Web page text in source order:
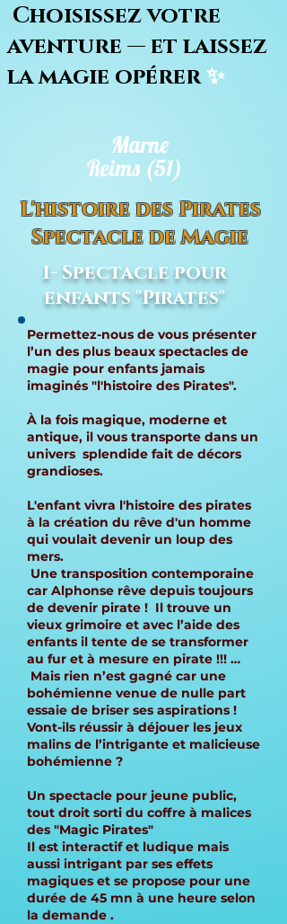
Choisissez votre
aventure — et laissez
la magie opérer✨
Reims (51)
Marne
L'histoire des Pirates
Spectacle de Magie
1- Spectacle pour
enfants "Pirates"
Permettez-nous de vous présenter
l’un des plus beaux spectacles de
magie pour enfants jamais
imaginés "l'histoire des Pirates".
À la fois magique, moderne et
antique, il vous transporte dans un
univers splendide fait de décors
grandioses.
L'enfant vivra l'histoire des pirates
à la création du rêve d'un homme
qui voulait devenir un loup des
mers.
Une transposition contemporaine
car Alphonse rêve depuis toujours
de devenir pirate ! Il trouve un
vieux grimoire et avec l’aide des
enfants il tente de se transformer
au fur et à mesure en pirate !!! …
Mais rien n’est gagné car une
bohémienne venue de nulle part
essaie de briser ses aspirations !
Vont-ils réussir à déjouer les jeux
malins de l’intrigante et malicieuse
bohémienne ?
Un spectacle pour jeune public,
tout droit sorti du coffre à malices
des "Magic Pirates"
Il est interactif et ludique mais
aussi intrigant par ses effets
magiques et se propose pour une
durée de 45 mn à une heure selon
la demande .